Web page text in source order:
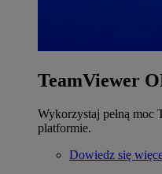
TeamViewer
Wykorzystaj pełną moc
platformie.
Dowiedz się